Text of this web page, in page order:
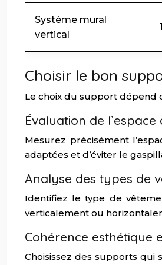
Système mural
vertical
Choisir le bon
Le choix du support dépend
Évaluation de
Mesurez précisément
adaptées et d’éviter le
Analyse des types de
Identifiez le type de
verticalement ou
Cohérence esthétique
Choisissez des supports qui